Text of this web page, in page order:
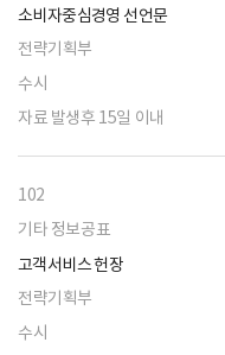
소비자중심경영 선언문
전략기획부
수시
자료 발생후 15일 이내
102
기타 정보공표
고객서비스 헌장
전략기획부
수시